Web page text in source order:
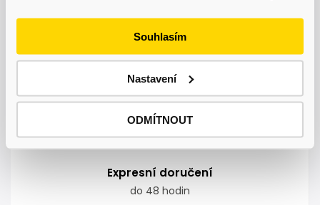
Souhlasím
Nastavení
ODMÍTNOUT
Garance doručení
nepoškozeného zboží
Expresní doručení
do 48 hodin